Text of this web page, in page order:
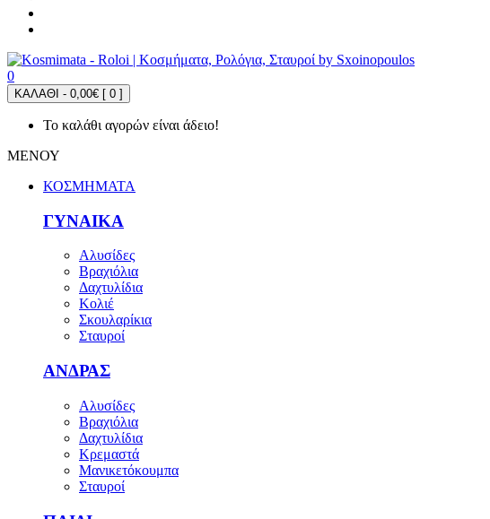
0
ΚΑΛΑΘΙ - 0,00€ [ 0 ]
Το καλάθι αγορών είναι άδειο!
ΜΕΝΟΥ
ΚΟΣΜΗΜΑΤΑ
ΓΥΝΑΙΚΑ
Αλυσίδες
Βραχιόλια
Δαχτυλίδια
Κολιέ
Σκουλαρίκια
Σταυροί
ΑΝΔΡΑΣ
Αλυσίδες
Βραχιόλια
Δαχτυλίδια
Κρεμαστά
Μανικετόκουμπα
Σταυροί